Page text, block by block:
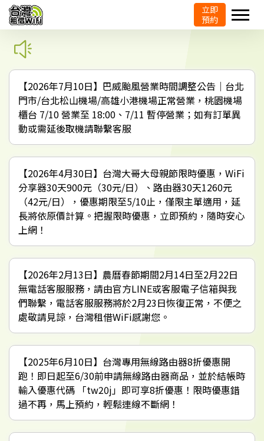
立即
預約
【2026年7月10日】巴威颱風營業時間調整公告｜台北
門市/台北松山機場/高雄小港機場正常營業，桃園機場
櫃台 7/10 營業至 18:00、7/11 暫停營業；如有訂單異
動或需延後取機請聯繫客服
【2026年4月30日】台灣大哥大母親節限時優惠，WiFi
分享器30天900元（30元/日）、路由器30天1260元
（42元/日），優惠期限至5/10止，僅限主單適用，延
長將依原價計算。把握限時優惠，立即預約，隨時安心
上網！
【2026年2月13日】農曆春節期間2月14日至2月22日
無電話客服服務，請由官方LINE或客服電子信箱與我
們聯繫，電話客服服務將於2月23日恢復正常，不便之
處敬請見諒，台灣租借WiFi感謝您。
【2025年6月10日】台灣專用無線路由器8折優惠開
跑！即日起至6/30前申請無線路由器商品，並於結帳時
輸入優惠代碼 「tw20j」即可享8折優惠！限時優惠錯
過不再，馬上預約，輕鬆連線不斷網！